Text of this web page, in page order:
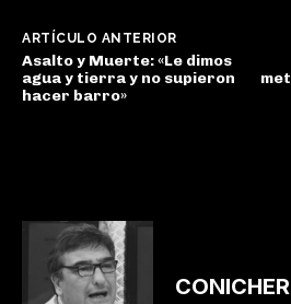
ARTÍCULO ANTERIOR
Asalto y Muerte: «Le dimos
agua y tierra y no supieron
hacer barro»